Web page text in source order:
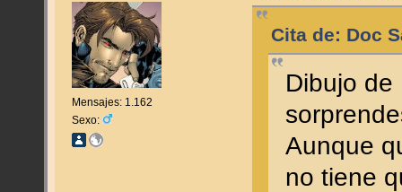
Mensajes: 1.162
Sexo:
Cita de: Doc
Dibujo de
Aunque
no tiene